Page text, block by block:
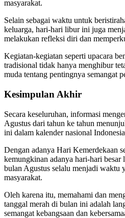
masyarakat.
Selain sebagai waktu untuk
keluarga, hari-hari libur ini juga
melakukan refleksi diri dan
Kegiatan-kegiatan seperti upacara
tradisional tidak hanya menghibur
muda tentang pentingnya semangat
Kesimpulan Akhir
Secara keseluruhan, informasi
Agustus dari tahun ke tahun
ini dalam kalender nasional
Dengan adanya Hari Kemerdekaan
kemungkinan adanya hari-hari
bulan Agustus selalu menjadi waktu
masyarakat.
Oleh karena itu, memahami dan
tanggal merah di bulan ini adalah
semangat kebangsaan dan